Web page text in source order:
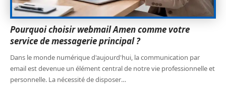
Pourquoi choisir webmail Amen comme votre
service de messagerie principal ?
Dans le monde numérique d'aujourd'hui, la communication par
email est devenue un élément central de notre vie professionnelle et
personnelle. La nécessité de disposer…